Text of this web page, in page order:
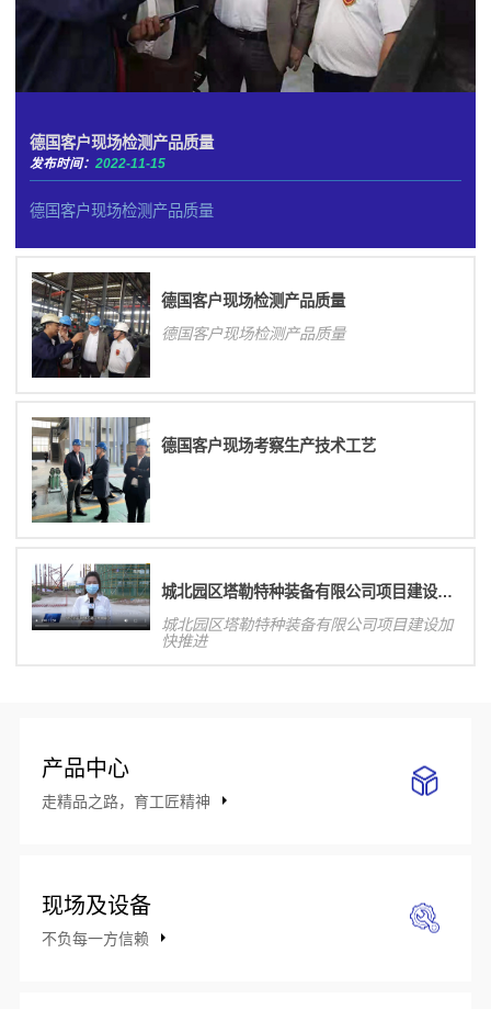
德国客户现场检测产品质量
发布时间： 2022-11-15
德国客户现场检测产品质量
德国客户现场检测产品质量
德国客户现场检测产品质量
德国客户现场考察生产技术工艺
城北园区塔勒特种装备有限公司项目建设加快推进
城北园区塔勒特种装备有限公司项目建设加
快推进
产品中心
走精品之路，育工匠精神
现场及设备
不负每一方信赖